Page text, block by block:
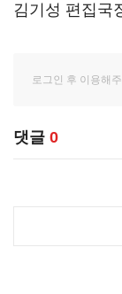
김기성 편집국
댓글 0